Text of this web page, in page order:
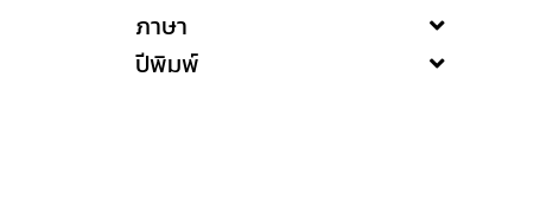
ภาษา
ปีพิมพ์